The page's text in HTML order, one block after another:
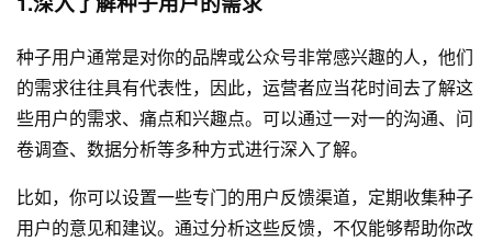
种子用户通常是对你的品牌或公众号非常感兴趣的人，他们
的需求往往具有代表性，因此，运营者应当花时间去了解这
些用户的需求、痛点和兴趣点。可以通过一对一的沟通、问
卷调查、数据分析等多种方式进行深入了解。
比如，你可以设置一些专门的用户反馈渠道，定期收集种子
用户的意见和建议。通过分析这些反馈，不仅能够帮助你改